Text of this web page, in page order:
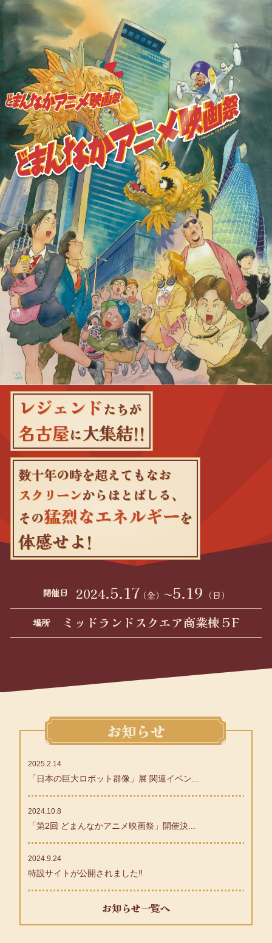
レジェンドたちが
名古屋に大集結!!
数十年の時を超えてもなお
スクリーンからほとばしる、
その猛烈なエネルギーを
体感せよ!
開催日 2024.5.17 （金） 〜5.19 （日）
場所 ミッドランドスクエア商業棟５F
お知らせ
2025.2.14
「日本の巨大ロボット群像」展 関連イベン...
2024.10.8
「第2回 どまんなかアニメ映画祭」開催決...
2024.9.24
特設サイトが公開されました‼
お知らせ一覧へ